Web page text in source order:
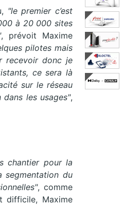
"le premier c’est
à 20 000 sites
, prévoit Maxime
pilotes mais
recevoir donc je
ce sera là
sur le réseau
les usages",
chantier pour la
segmentation du
, comme
difficile, Maxime